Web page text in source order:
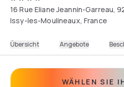
16 Rue Eliane Jeannin-Garreau,
Issy-les-Moulineaux, France
Übersicht Angebote
WÄHLEN SIE